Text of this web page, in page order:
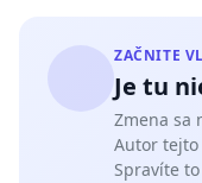
ZAČNITE
Je tu
Zmena sa
Autor tejto
Spravíte